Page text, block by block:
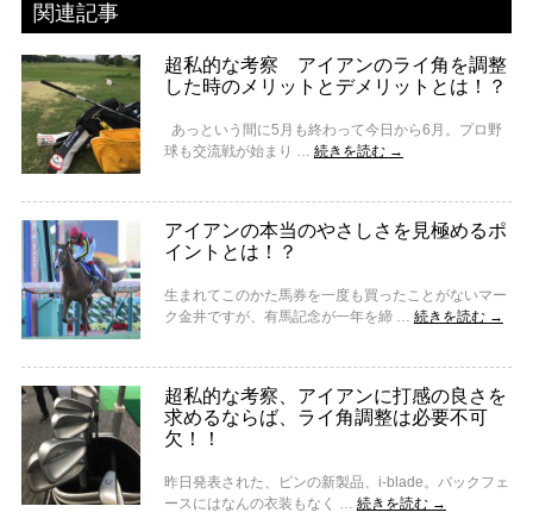
関連記事
超私的な考察 アイアンのライ角を調整
した時のメリットとデメリットとは！？
あっという間に5月も終わって今日から6月。プロ野
球も交流戦が始まり … 続きを読む →
アイアンの本当のやさしさを見極めるポ
イントとは！？
生まれてこのかた馬券を一度も買ったことがないマー
ク金井ですが、有馬記念が一年を締 … 続きを読む →
超私的な考察、アイアンに打感の良さを
求めるならば、ライ角調整は必要不可
欠！！
昨日発表された、ピンの新製品、i-blade。バックフェ
ースにはなんの衣装もなく … 続きを読む →